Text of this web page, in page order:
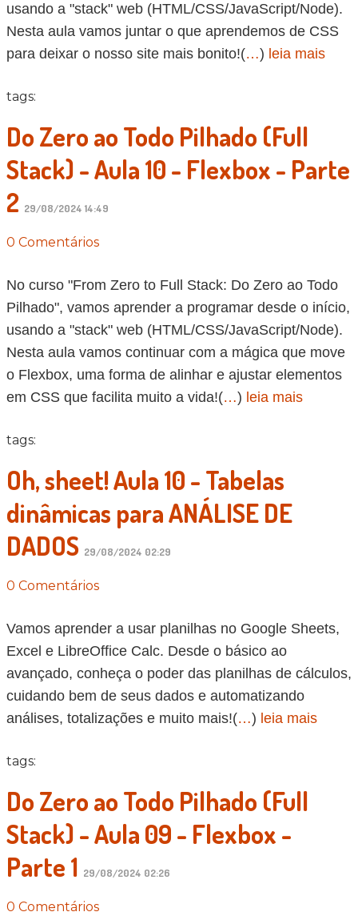
usando a "stack" web (HTML/CSS/JavaScript/Node).
Nesta aula vamos juntar o que aprendemos de CSS
para deixar o nosso site mais bonito!(…) leia mais
tags:
Do Zero ao Todo Pilhado (Full
Stack) - Aula 10 - Flexbox - Parte
2 29/08/2024 14:49
0 Comentários
No curso "From Zero to Full Stack: Do Zero ao Todo
Pilhado", vamos aprender a programar desde o início,
usando a "stack" web (HTML/CSS/JavaScript/Node).
Nesta aula vamos continuar com a mágica que move
o Flexbox, uma forma de alinhar e ajustar elementos
em CSS que facilita muito a vida!(…) leia mais
tags:
Oh, sheet! Aula 10 - Tabelas
dinâmicas para ANÁLISE DE
DADOS 29/08/2024 02:29
0 Comentários
Vamos aprender a usar planilhas no Google Sheets,
Excel e LibreOffice Calc. Desde o básico ao
avançado, conheça o poder das planilhas de cálculos,
cuidando bem de seus dados e automatizando
análises, totalizações e muito mais!(…) leia mais
tags:
Do Zero ao Todo Pilhado (Full
Stack) - Aula 09 - Flexbox -
Parte 1 29/08/2024 02:26
0 Comentários